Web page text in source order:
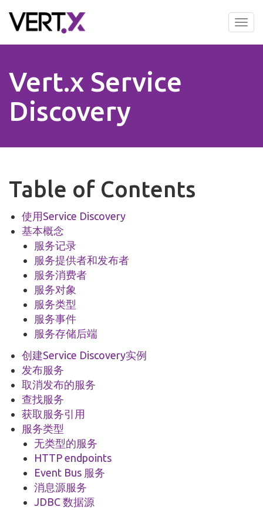
to
Vert.x Service
Discovery
Table of Contents
使用Service Discovery
基本概念
服务记录
服务提供者和发布者
服务消费者
服务对象
服务类型
服务事件
服务存储后端
创建Service Discovery实例
发布服务
取消发布的服务
查找服务
获取服务引用
服务类型
无类型的服务
HTTP endpoints
Event Bus 服务
消息源服务
JDBC 数据源